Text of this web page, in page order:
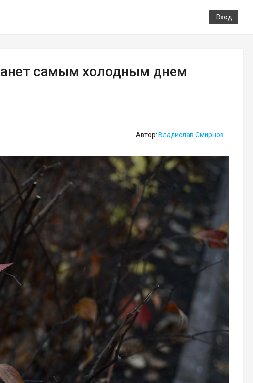
Вход
самым холодным днем
Автор: Владислав Смирнов